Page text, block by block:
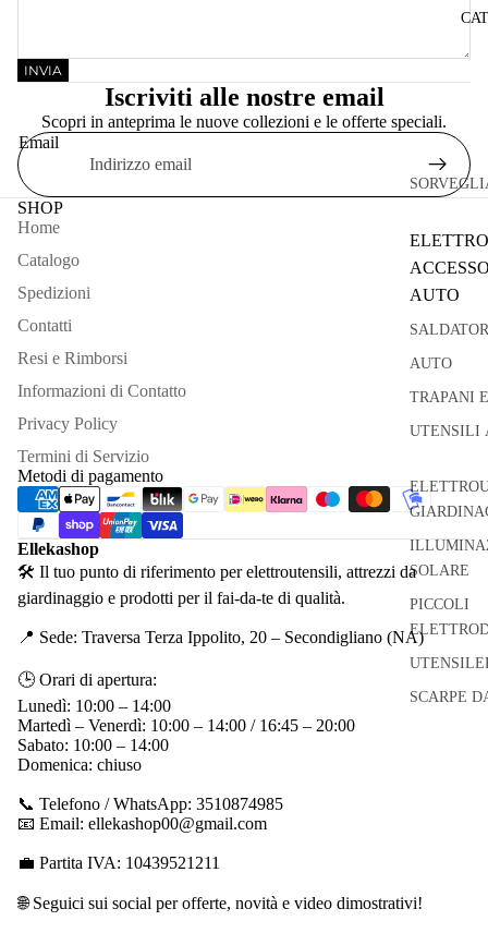
AUTO
AUTO
TRAPANI
UTENSILI
SOLARE
PICCOLI
SCARPE
INVIA
Iscriviti alle nostre email
Scopri in anteprima le nuove collezioni e le offerte speciali.
Email
SHOP
Home
Catalogo
Spedizioni
Contatti
Resi e Rimborsi
Informazioni di Contatto
Privacy Policy
Termini di Servizio
Metodi di pagamento
Ellekashop
🛠 Il tuo punto di riferimento per elettroutensili, attrezzi da
giardinaggio e prodotti per il fai-da-te di qualità.
📍 Sede: Traversa Terza Ippolito, 20 – Secondigliano (NA)
🕒 Orari di apertura:
Lunedì: 10:00 – 14:00
Martedì – Venerdì: 10:00 – 14:00 / 16:45 – 20:00
Sabato: 10:00 – 14:00
Domenica: chiuso
📞 Telefono / WhatsApp: 3510874985
📧 Email: ellekashop00@gmail.com
💼 Partita IVA: 10439521211
🌐 Seguici sui social per offerte, novità e video dimostrativi!